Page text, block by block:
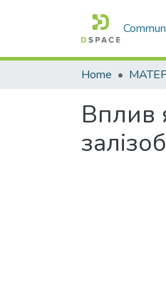
Home
Вплив